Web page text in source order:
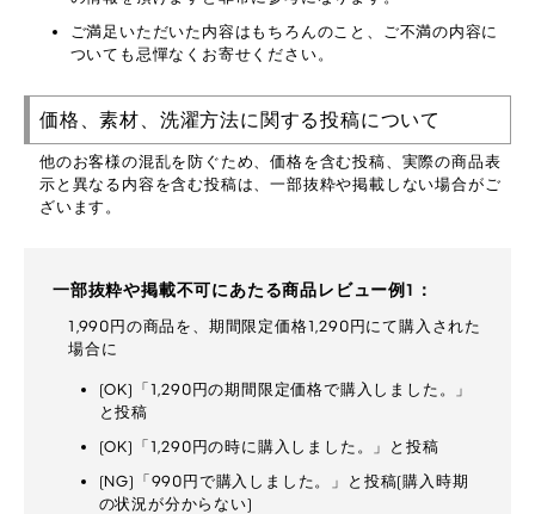
ご満足いただいた内容はもちろんのこと、ご不満の内容に
ついても忌憚なくお寄せください。
価格、素材、洗濯方法に関する投稿について
他のお客様の混乱を防ぐため、価格を含む投稿、実際の商品表
示と異なる内容を含む投稿は、一部抜粋や掲載しない場合がご
ざいます。
一部抜粋や掲載不可にあたる商品レビュー例1：
1,990円の商品を、期間限定価格1,290円にて購入された
場合に
(OK)「1,290円の期間限定価格で購入しました。」
と投稿
(OK)「1,290円の時に購入しました。」と投稿
(NG)「990円で購入しました。」と投稿(購入時期
の状況が分からない)